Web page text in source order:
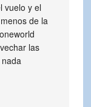
vuelo y el
de la
las